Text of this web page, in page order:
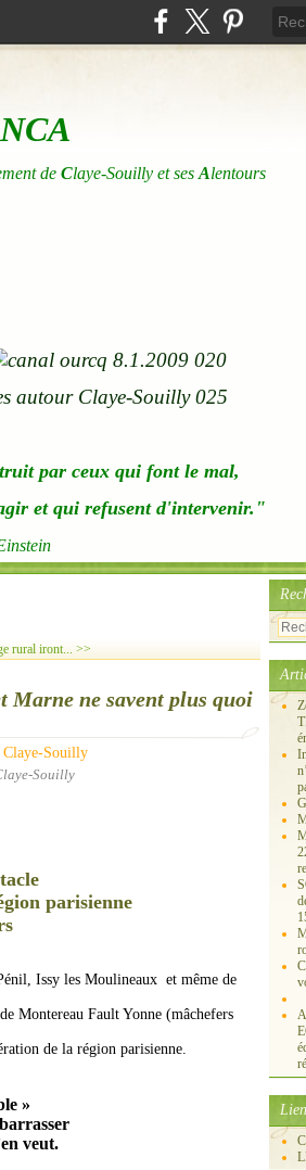
de Claye-Souilly et ses Alentours
par ceux qui font le mal,
et qui refusent d'intervenir."
rural iront... >>
Marne ne savent plus quoi
Souilly
parisienne
Issy les Moulineaux et même de
Montereau Fault Yonne (mâchefers
de la région parisienne.
»
veut.